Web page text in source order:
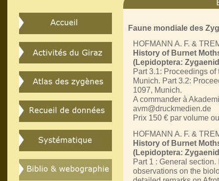
Faune mondiale des
HOFMANN A. F. &
History of Burnet
(Lepidoptera:
Part 3.1: Proceedings
Munich. Part 3.2:
1097, Munich.
A commander à
avm@druckmedien.de
Prix 150 € par volume
HOFMANN A. F. &
History of Burnet
(Lepidoptera:
Part 1 : General
observations on the